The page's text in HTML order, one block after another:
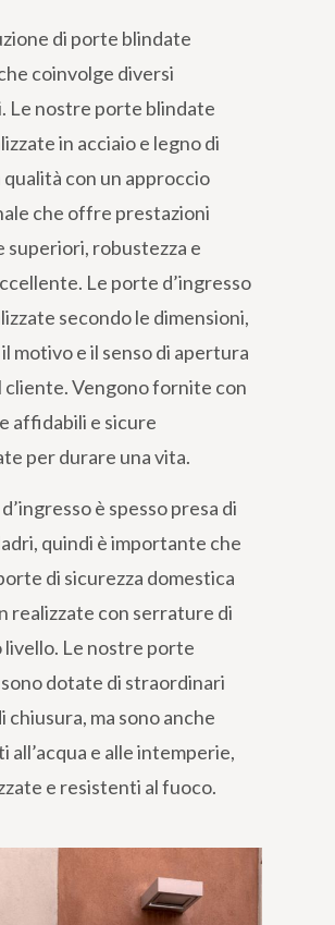
di porte blindate
coinvolge diversi
Le nostre porte blindate
in acciaio e legno di
qualità con un approccio
che offre prestazioni
superiori, robustezza e
Le porte d’ingresso
secondo le dimensioni,
motivo e il senso di apertura
cliente. Vengono fornite con
affidabili e sicure
per durare una vita.
è spesso presa di
quindi è importante che
di sicurezza domestica
realizzate con serrature di
livello. Le nostre porte
dotate di straordinari
chiusura, ma sono anche
all’acqua e alle intemperie,
e resistenti al fuoco.